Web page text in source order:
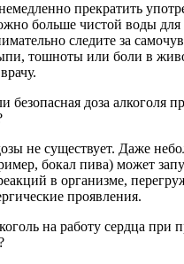
прекратить
больше чистой воды для
следите за
тошноты или боли в
безопасная доза алкоголя
не существует. Даже
бокал пива) может
в организме,
проявления.
на работу сердца при